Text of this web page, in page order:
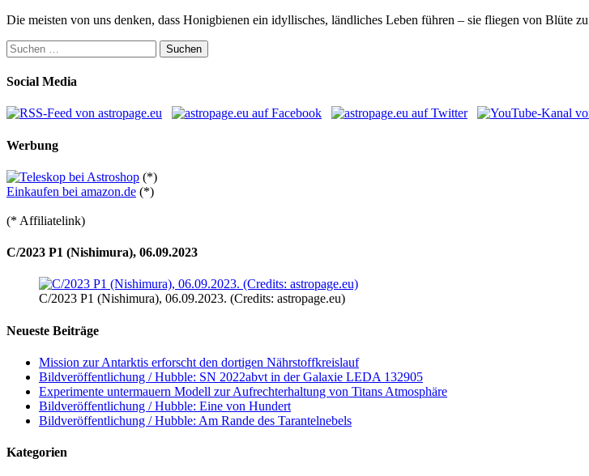
Die meisten von uns denken, dass Honigbienen ein idyllisches, ländliches Leben führen – sie fliegen von Blüte
Suchen
nach:
Social Media
Werbung
(*)
Einkaufen bei amazon.de (*)
(* Affiliatelink)
C/2023 P1 (Nishimura), 06.09.2023
C/2023 P1 (Nishimura), 06.09.2023. (Credits: astropage.eu)
Neueste Beiträge
Mission zur Antarktis erforscht den dortigen Nährstoffkreislauf
Bildveröffentlichung / Hubble: SN 2022abvt in der Galaxie LEDA 132905
Experimente untermauern Modell zur Aufrechterhaltung von Titans Atmosphäre
Bildveröffentlichung / Hubble: Eine von Hundert
Bildveröffentlichung / Hubble: Am Rande des Tarantelnebels
Kategorien